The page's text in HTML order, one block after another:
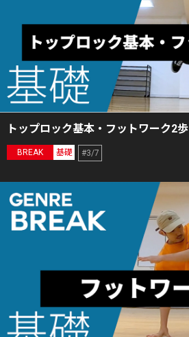
トップロック基本・フットワーク2歩
BREAK 基礎 #3/7